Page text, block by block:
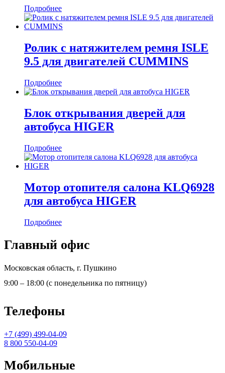
Подробнее
Ролик с натяжителем ремня ISLE
9.5 для двигателей CUMMINS
Подробнее
Блок открывания дверей для
автобуса HIGER
Подробнее
Мотор отопителя салона KLQ6928
для автобуса HIGER
Подробнее
Главный офис
Московская область, г. Пушкино
9:00 – 18:00 (с понедельника по пятницу)
Телефоны
+7 (499) 499-04-09
8 800 550-04-09
Мобильные